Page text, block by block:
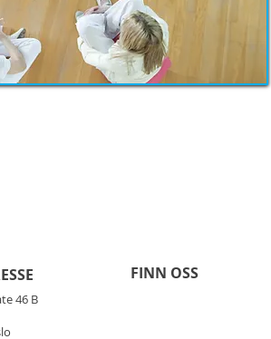
FINN OSS
46 B